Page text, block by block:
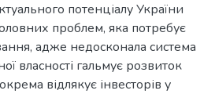
потенціалу України
проблем, яка потребує
адже недосконала система
власності гальмує розвиток
відлякує інвесторів у